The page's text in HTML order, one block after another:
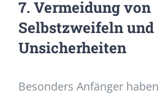
7. Vermeidung von
Selbstzweifeln und
Unsicherheiten
Besonders Anfänger